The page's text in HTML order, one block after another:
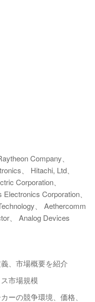
Company、
、 Hitachi, Ltd、
Corporation、
Corporation、
、 Aethercomm
、 Analog Devices
、市場概要を紹介
市場規模
ーの競争環境、価格、